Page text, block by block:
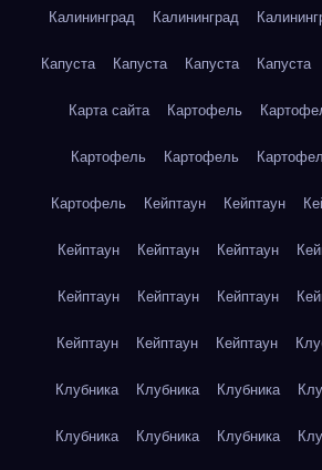
Калининград Калининград
Капуста Капуста Капуста Капуста
Карта сайта Картофель
Картофель Картофель
Картофель Кейптаун Кейптаун
Кейптаун Кейптаун Кейптаун
Кейптаун Кейптаун Кейптаун
Кейптаун Кейптаун Кейптаун
Клубника Клубника Клубника
Клубника Клубника Клубника